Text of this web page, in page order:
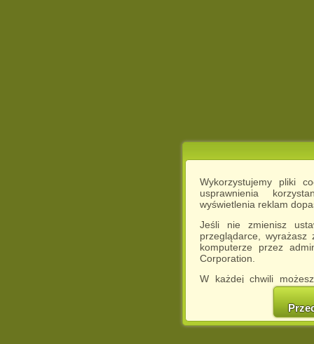
Wykorzystujemy pliki
usprawnienia
wyświetlenia reklam
Jeśli nie zmienisz
przeglądarce,
komputerze przez
Corporation.
W każdej chwili
cookies w swojej
w naszej
http://chomikuj.pl/